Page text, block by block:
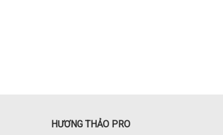
HƯƠNG THẢO PRO